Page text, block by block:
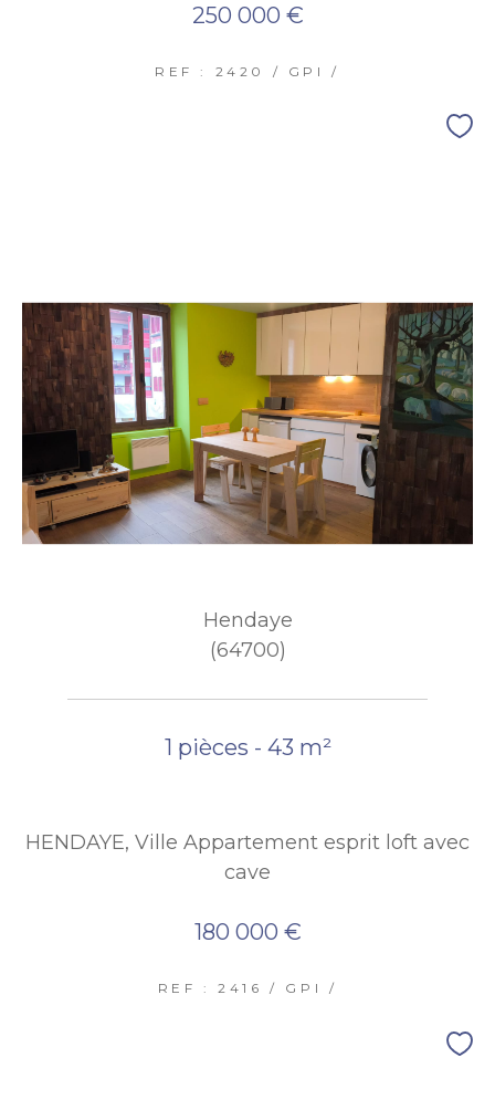
250 000 €
REF : 2420 / GPI /
Hendaye
(64700)
1 pièces - 43 m²
HENDAYE, Ville Appartement esprit loft avec
cave
180 000 €
REF : 2416 / GPI /